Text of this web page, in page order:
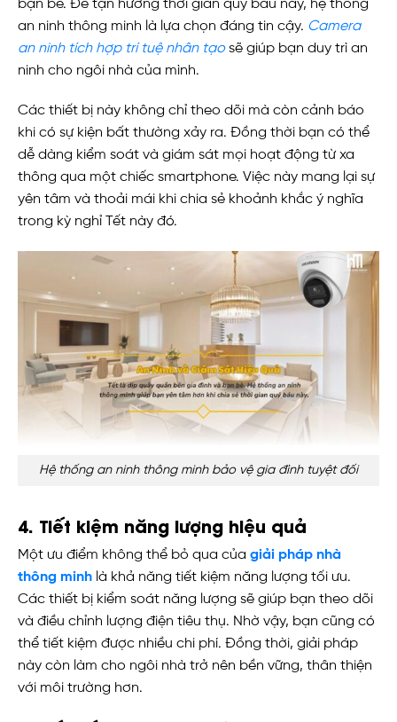
bạn bè. Để tận hưởng thời gian quý báu này, hệ thống
an ninh thông minh là lựa chọn đáng tin cậy. Camera
an ninh tích hợp trí tuệ nhân tạosẽ giúp bạn duy trì an
ninh cho ngôi nhà của mình.
Các thiết bị này không chỉ theo dõi mà còn cảnh báo
khi có sự kiện bất thường xảy ra. Đồng thời bạn có thể
dễ dàng kiểm soát và giám sát mọi hoạt động từ xa
thông qua một chiếc smartphone. Việc này mang lại sự
yên tâm và thoải mái khi chia sẻ khoảnh khắc ý nghĩa
trong kỳ nghỉ Tết này đó.
Hệ thống an ninh thông minh bảo vệ gia đình tuyệt đối
4. Tiết kiệm năng lượng hiệu quả
Một ưu điểm không thể bỏ qua của giải pháp nhà
thông minh là khả năng tiết kiệm năng lượng tối ưu.
Các thiết bị kiểm soát năng lượng sẽ giúp bạn theo dõi
và điều chỉnh lượng điện tiêu thụ. Nhờ vậy, bạn cũng có
thể tiết kiệm được nhiều chi phí. Đồng thời, giải pháp
này còn làm cho ngôi nhà trở nên bền vững, thân thiện
với môi trường hơn.